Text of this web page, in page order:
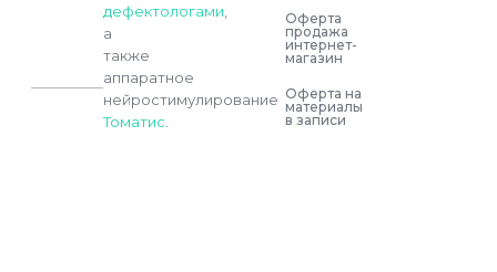
дефектологами
а
также
аппаратное
нейростимулирование
Томатис
Оферта
продажа
интернет-
магазин
Оферта на
материалы
в записи